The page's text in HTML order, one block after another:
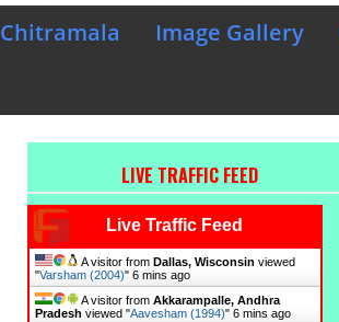
Chitramala Image Gallery
LIVE TRAFFIC FEED
Live Traffic Feed
A visitor from Dallas, Wisconsin viewed
"Varsham (2004)" 6 mins ago
A visitor from Akkarampalle, Andhra
Pradesh viewed "Aavesham (1994)" 6 mins ago